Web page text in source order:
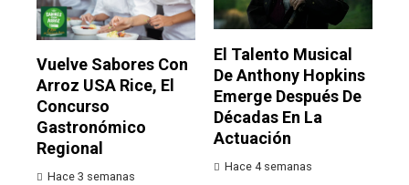
Vuelve Sabores Con
Arroz USA Rice, El
Concurso
Gastronómico
Regional
Hace 3 semanas
El Talento Musical
De Anthony Hopkins
Emerge Después De
Décadas En La
Actuación
Hace 4 semanas